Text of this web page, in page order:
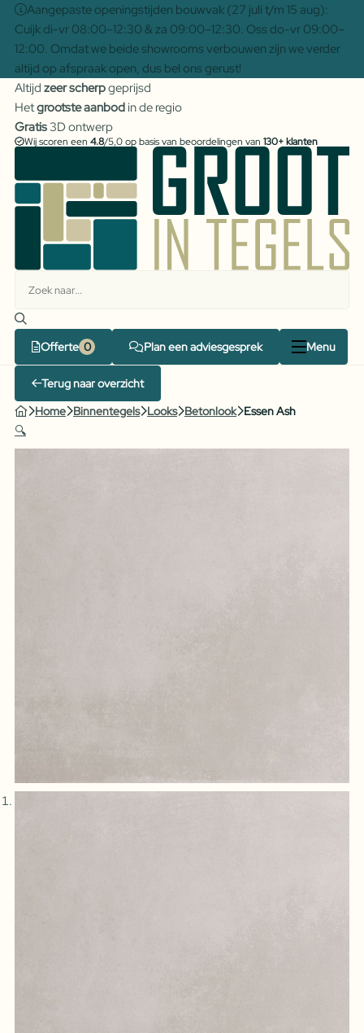
Aangepaste openingstijden bouwvak (27 juli t/m 15 aug):
Cuijk di-vr 08:00–12:30 & za 09:00–12:30. Oss do-vr 09:00–
12:00. Omdat we beide showrooms verbouwen zijn we verder
altijd op afspraak open, dus bel ons gerust!
Altijd zeer scherpgeprijsd
Hetgrootste aanbodin de regio
Gratis3D ontwerp
Wij scoren een 4.8/5,0 op basis van beoordelingen van 130+ klanten
Offerte Plan een adviesgesprek Menu
Terug naar overzicht
Home Binnentegels Looks Betonlook Essen Ash
🔍